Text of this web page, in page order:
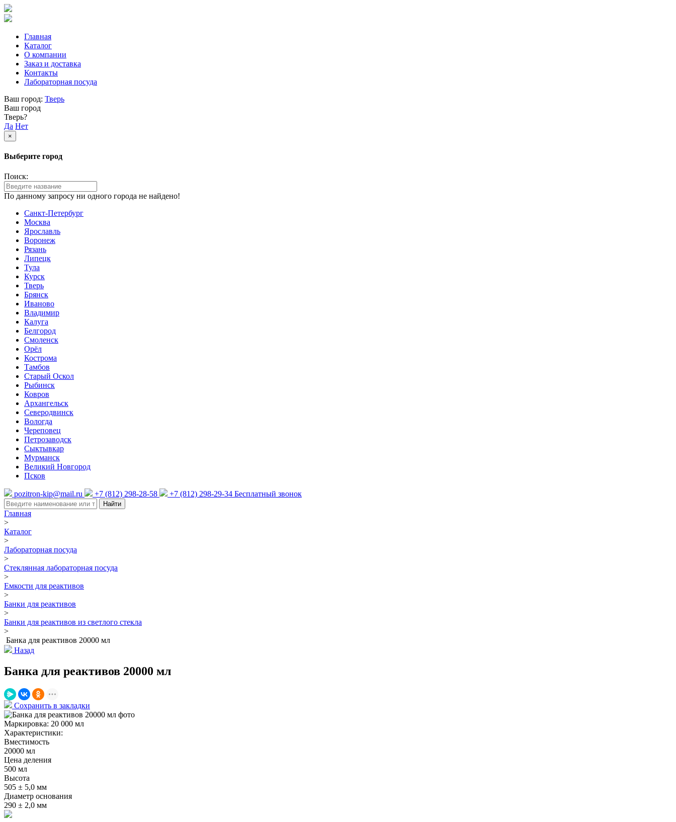
Главная
Каталог
О компании
Заказ и доставка
Контакты
Лабораторная посуда
Ваш город: Тверь
Ваш город
Тверь?
Да Нет
×
Выберите город
Поиск:
По данному запросу ни одного города не найдено!
Санкт-Петербург
Москва
Ярославль
Воронеж
Рязань
Липецк
Тула
Курск
Тверь
Брянск
Иваново
Владимир
Калуга
Белгород
Смоленск
Орёл
Кострома
Тамбов
Старый Оскол
Рыбинск
Ковров
Архангельск
Северодвинск
Вологда
Череповец
Петрозаводск
Сыктывкар
Мурманск
Великий Новгород
Псков
pozitron-kip@mail.ru +7 (812) 298-28-58 +7 (812) 298-29-34 Бесплатный звонок
Найти
Главная
>
Каталог
>
Лабораторная посуда
>
Стеклянная лабораторная посуда
>
Емкости для реактивов
>
Банки для реактивов
>
Банки для реактивов из светлого стекла
>
Банка для реактивов 20000 мл
Назад
Банка для реактивов 20000 мл
Сохранить в закладки
Маркировка: 20 000 мл
Характеристики:
Вместимость
20000 мл
Цена деления
500 мл
Высота
505 ± 5,0 мм
Диаметр основания
290 ± 2,0 мм